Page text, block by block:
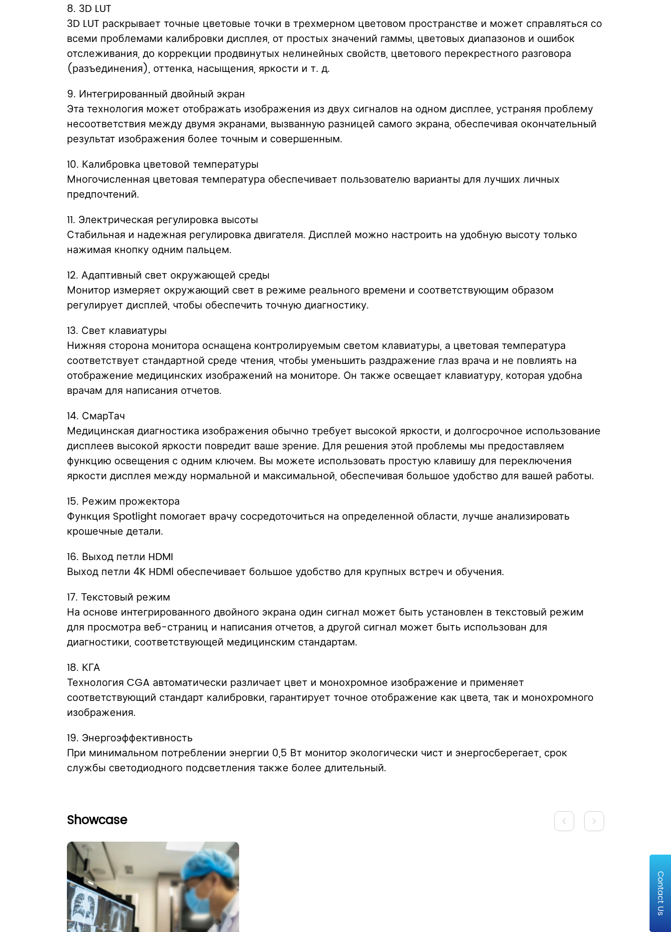
8. 3D LUT
3D LUT раскрывает точные цветовые точки в трехмерном цветовом пространстве и может справляться со
всеми проблемами калибровки дисплея, от простых значений гаммы, цветовых диапазонов и ошибок
отслеживания, до коррекции продвинутых нелинейных свойств, цветового перекрестного разговора
(разъединения), оттенка, насыщения, яркости и т. д.
9. Интегрированный двойный экран
Эта технология может отображать изображения из двух сигналов на одном дисплее, устраняя проблему
несоответствия между двумя экранами, вызванную разницей самого экрана, обеспечивая окончательный
результат изображения более точным и совершенным.
10. Калибровка цветовой температуры
Многочисленная цветовая температура обеспечивает пользователю варианты для лучших личных
предпочтений.
11. Электрическая регулировка высоты
Стабильная и надежная регулировка двигателя. Дисплей можно настроить на удобную высоту только
нажимая кнопку одним пальцем.
12. Адаптивный свет окружающей среды
Монитор измеряет окружающий свет в режиме реального времени и соответствующим образом
регулирует дисплей, чтобы обеспечить точную диагностику.
13. Свет клавиатуры
Нижняя сторона монитора оснащена контролируемым светом клавиатуры, а цветовая температура
соответствует стандартной среде чтения, чтобы уменьшить раздражение глаз врача и не повлиять на
отображение медицинских изображений на мониторе. Он также освещает клавиатуру, которая удобна
врачам для написания отчетов.
14. СмарТач
Медицинская диагностика изображения обычно требует высокой яркости, и долгосрочное использование
дисплеев высокой яркости повредит ваше зрение. Для решения этой проблемы мы предоставляем
функцию освещения с одним ключем. Вы можете использовать простую клавишу для переключения
яркости дисплея между нормальной и максимальной, обеспечивая большое удобство для вашей работы.
15. Режим прожектора
Функция Spotlight помогает врачу сосредоточиться на определенной области, лучше анализировать
крошечные детали.
16. Выход петли HDMI
Выход петли 4K HDMl обеспечивает большое удобство для крупных встреч и обучения.
17. Текстовый режим
На основе интегрированного двойного экрана один сигнал может быть установлен в текстовый режим
для просмотра веб-страниц и написания отчетов, а другой сигнал может быть использован для
диагностики, соответствующей медицинским стандартам.
18. КГА
Технология CGA автоматически различает цвет и монохромное изображение и применяет
соответствующий стандарт калибровки, гарантирует точное отображение как цвета, так и монохромного
изображения.
19. Энергоэффективность
При минимальном потреблении энергии 0,5 Вт монитор экологически чист и энергосберегает, срок
службы светодиодного подсветления также более длительный.
Showcase
Contact Us